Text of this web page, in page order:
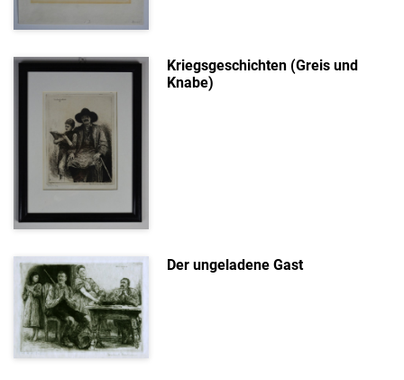
Kriegsgeschichten (Greis und
Knabe)
Der ungeladene Gast